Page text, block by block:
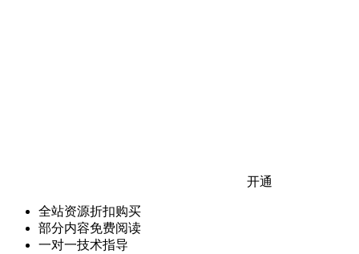
开通
全站资源折扣购买
部分内容免费阅读
一对一技术指导